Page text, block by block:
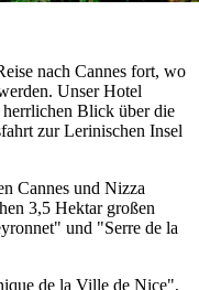
nach Cannes fort, wo
Unser Hotel
Blick über die
zur Lerinischen Insel
Cannes und Nizza
3,5 Hektar großen
und "Serre de la
de la Ville de Nice",